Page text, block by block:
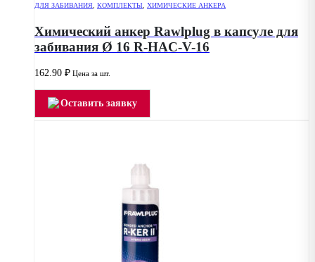
ДЛЯ ЗАБИВАНИЯ КОМПЛЕКТЫ ХИМИЧЕСКИЕ АНКЕРА
Химический анкер Rawlplug в капсуле для
забивания Ø 16 R-HAC-V-16
162.90 ₽ Цена за шт.
Оставить заявку